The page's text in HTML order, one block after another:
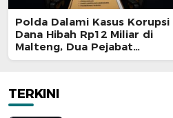
Polda Dalami Kasus Korupsi
Dana Hibah Rp12 Miliar di
Malteng, Dua Pejabat
Pemkab Diperiksa
TERKINI